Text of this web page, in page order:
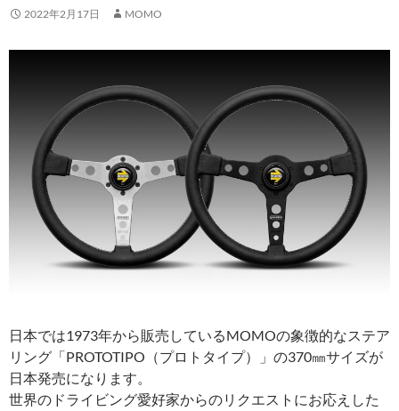
2022年2月17日 MOMO
日本では1973年から販売しているMOMOの象徴的なステア
リング「PROTOTIPO（プロトタイプ）」の370㎜サイズが
日本発売になります。
世界のドライビング愛好家からのリクエストにお応えした